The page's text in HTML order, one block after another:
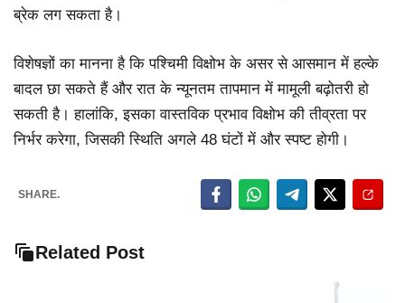
ब्रेक लग सकता है।
विशेषज्ञों का मानना है कि पश्चिमी विक्षोभ के असर से आसमान में हल्के
बादल छा सकते हैं और रात के न्यूनतम तापमान में मामूली बढ़ोतरी हो
सकती है। हालांकि, इसका वास्तविक प्रभाव विक्षोभ की तीव्रता पर
निर्भर करेगा, जिसकी स्थिति अगले 48 घंटों में और स्पष्ट होगी।
SHARE.
Related Post